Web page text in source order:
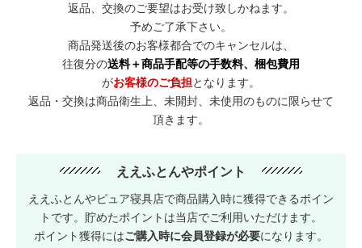
返品、交換のご要望はお受け致しかねます。
予めご了承下さい。
商品発送後のお客様都合でのキャンセルは、
往復分の送料＋商品手配等の手数料、梱包費用
がお客様のご負担となります。
返品・交換は商品衛生上、未開封、未使用のものに限らせて
頂きます。
ええふとんやポイント
ええふとんやピュア寝具店で商品購入時に獲得できるポイン
トです。貯めたポイントは当店でご利用いただけます。
ポイント獲得にはご購入時に会員登録が必要になります。